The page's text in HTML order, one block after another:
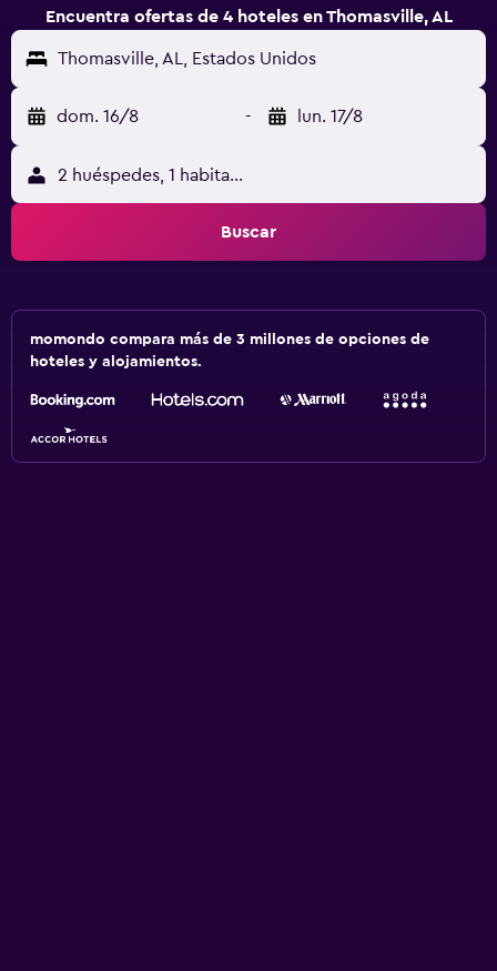
Encuentra ofertas de 4 hoteles en Thomasville, AL
Thomasville, AL, Estados Unidos
dom. 16/8 - lun. 17/8
2 huéspedes, 1 habitación
Buscar
momondo compara más de 3 millones de opciones de
hoteles y alojamientos.